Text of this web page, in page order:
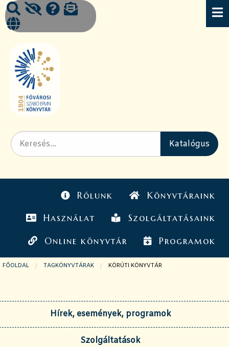
Rólunk Könyvtáraink
Használat Szolgáltatásaink
Online könyvtár Programok
FŐOLDAL TAGKÖNYVTÁRAK JELENLEGI OLDAL:
KÖRÚTI KÖNYVTÁR
Hírek, események, programok
Szolgáltatások